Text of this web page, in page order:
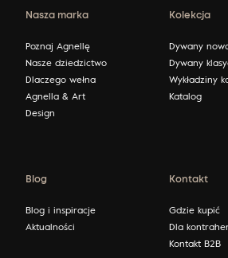
Nasza marka
Poznaj Agnellę
Nasze dziedzictwo
Dlaczego wełna
Agnella & Art
Design
Kolekcja
Dywany
Dywany
Wykładziny
Katalog
Blog
Blog i inspiracje
Aktualności
Kontakt
Gdzie kupić
Dla
Kontakt B2B